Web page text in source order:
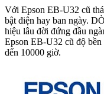
Với Epson EB-U32 cũ
bật điện hay ban ngày.
hiệu lâu đời đứng đầu
Epson EB-U32 cũ độ bền
đến 10000 giờ.